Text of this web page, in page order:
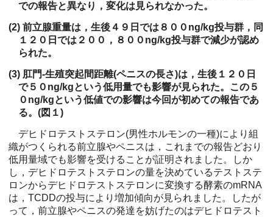
での報告と異なり，変化は見られなかった。
(2) 前立腺重量は，生後４９日では８００ng/kg投与群，同
１２０日では２００，８００ng/kg投与群で減少が認め
られた。
(3) 肛門-生殖突起間距離(ペニスの長さ)は，生後１２０日
で５０ng/kgという低用量でも影響が見られた。この５
０ng/kgという低値での影響は今回が初めての報告であ
る。(図１)
デヒドロテストステロン(男性ホルモンの一種)により組
織がつくられる前立腺やペニスは，これまでの報告どおり
低用量域でも影響を受けることが証明されました。しか
し，デヒドロテストステロンの量を決めているテストステ
ロンからデヒドロテストステロンに変換する酵素のmRNA
は，TCDDの投与により増加傾向が見られました。したが
って，前立腺やペニスの発達を妨げたのはデヒドロテスト